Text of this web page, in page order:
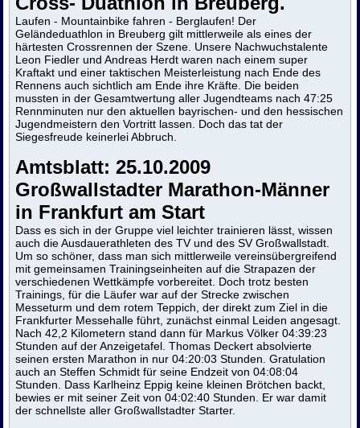
Laufen - Mountainbike fahren - Berglaufen! Der
Geländeduathlon in Breuberg gilt mittlerweile als eines der
härtesten Crossrennen der Szene. Unsere Nachwuchstalente
Leon Fiedler und Andreas Herdt waren nach einem super
Kraftakt und einer taktischen Meisterleistung nach Ende des
Rennens auch sichtlich am Ende ihre Kräfte. Die beiden
mussten in der Gesamtwertung aller Jugendteams nach 47:25
Rennminuten nur den aktuellen bayrischen- und den hessischen
Jugendmeistern den Vortritt lassen. Doch das tat der
Siegesfreude keinerlei Abbruch.
Amtsblatt: 25.10.2009
Großwallstadter Marathon-Männer
in Frankfurt am Start
Dass es sich in der Gruppe viel leichter trainieren lässt, wissen
auch die Ausdauerathleten des TV und des SV Großwallstadt.
Um so schöner, dass man sich mittlerweile vereinsübergreifend
mit gemeinsamen Trainingseinheiten auf die Strapazen der
verschiedenen Wettkämpfe vorbereitet. Doch trotz besten
Trainings, für die Läufer war auf der Strecke zwischen
Messeturm und dem rotem Teppich, der direkt zum Ziel in die
Frankfurter Messehalle führt, zunächst einmal Leiden angesagt.
Nach 42,2 Kilometern stand dann für Markus Völker 04:39:23
Stunden auf der Anzeigetafel. Thomas Deckert absolvierte
seinen ersten Marathon in nur 04:20:03 Stunden. Gratulation
auch an Steffen Schmidt für seine Endzeit von 04:08:04
Stunden. Dass Karlheinz Eppig keine kleinen Brötchen backt,
bewies er mit seiner Zeit von 04:02:40 Stunden. Er war damit
der schnellste aller Großwallstadter Starter.